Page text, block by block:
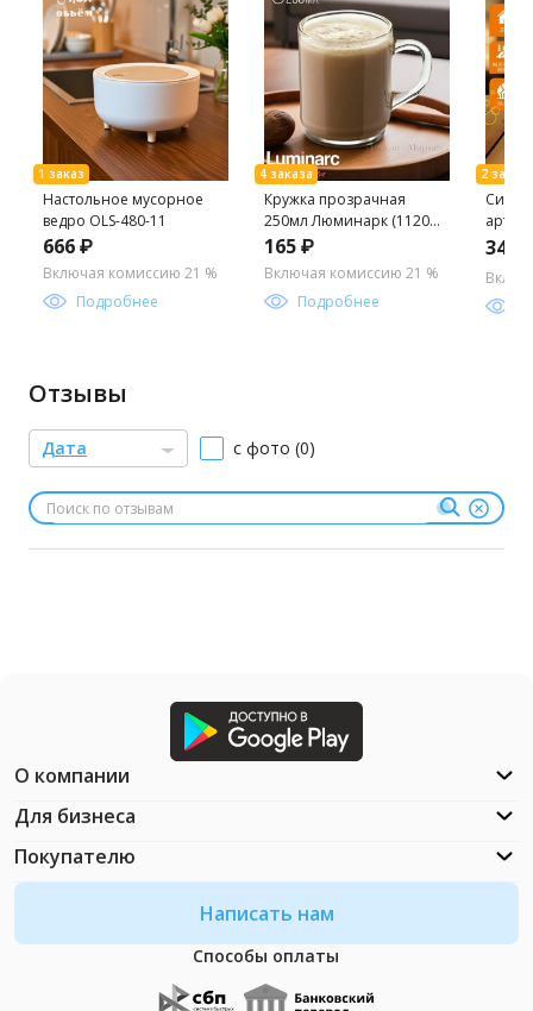
Настольное мусорное
ведро OLS-480-11
666 ₽
Включая комиссию 21 %
Подробнее
Кружка прозрачная
250мл Люминарк (11203)
(61867) 61875 (Н8437) /
Люминарк/
165 ₽
Включая комиссию 21 %
Подробнее
Сифон
345
Отзывы
Дата с фото (0)
Написать нам
Способы оплаты
О компании
Для бизнеса
Покупателю